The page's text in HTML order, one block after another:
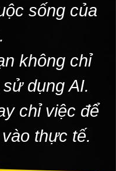
sống của
không chỉ
dụng AI.
chỉ việc để
thực tế.